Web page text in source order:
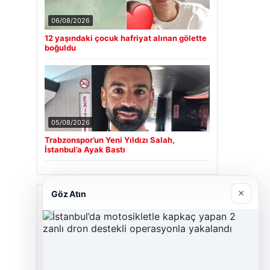
06/08/2026
12 yaşındaki çocuk hafriyat alınan gölette
boğuldu
05/08/2026
Trabzonspor’un Yeni Yıldızı Salah,
İstanbul’a Ayak Bastı
Son Eklenen Firmalar
Cengiz Sigorta
Göz Atın ×